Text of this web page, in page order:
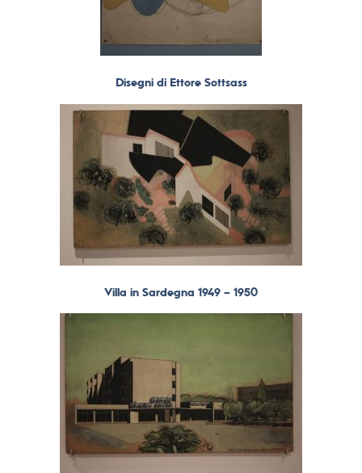
Disegni di Ettore Sottsass
Villa in Sardegna 1949 – 1950